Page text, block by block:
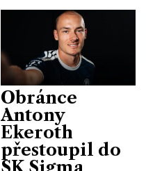
Obránce
Antony
Ekeroth
přestoupil do
SK Sigma